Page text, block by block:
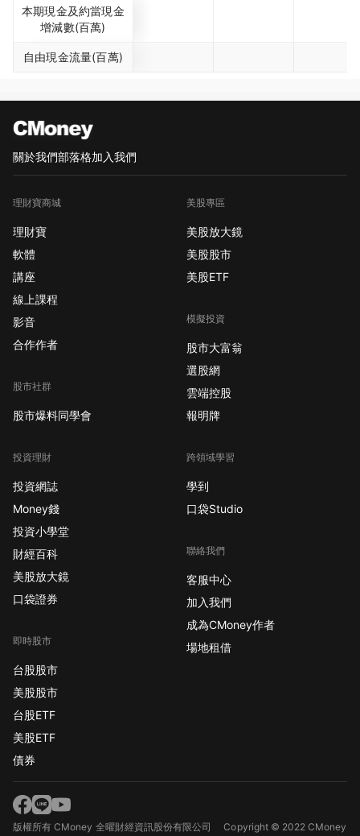
本期現金及約當現金
增減數(百萬)
自由現金流量(百萬)
關於我們部落格加入我們
理財寶商城
理財寶
軟體
講座
線上課程
影音
合作作者
股市社群
股市爆料同學會
投資理財
投資網誌
Money錢
投資小學堂
財經百科
美股放大鏡
口袋證券
即時股市
台股股市
美股股市
台股ETF
美股ETF
債券
美股專區
美股放大鏡
美股股市
美股ETF
模擬投資
股市大富翁
選股網
雲端控股
報明牌
跨領域學習
學到
口袋Studio
聯絡我們
客服中心
加入我們
成為CMoney作者
場地租借
版權所有 CMoney 全曜財經資訊股份有限公司Copyright © 2022 CMoney